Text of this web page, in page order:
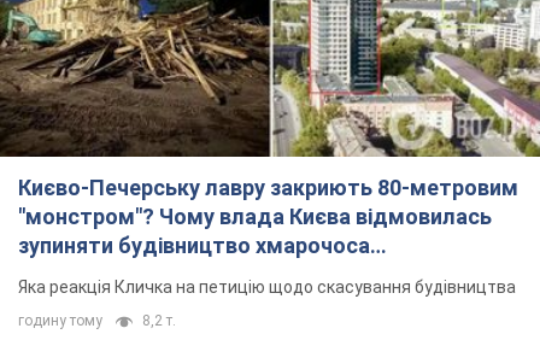
Києво-Печерську лавру закриють 80-метровим
"монстром"? Чому влада Києва відмовилась
зупиняти будівництво хмарочоса
"московського вірянина"
Яка реакція Кличка на петицію щодо скасування будівництва
годину тому 8,2 т.